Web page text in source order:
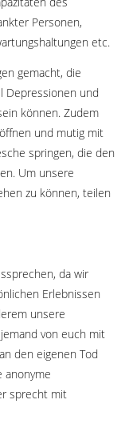
Personen,
etc.
gemacht, die
Depressionen und
können. Zudem
und mutig mit
springen, die den
Um unsere
zu können, teilen
da wir
Erlebnissen
unsere
von euch mit
den eigenen Tod
sprecht mit